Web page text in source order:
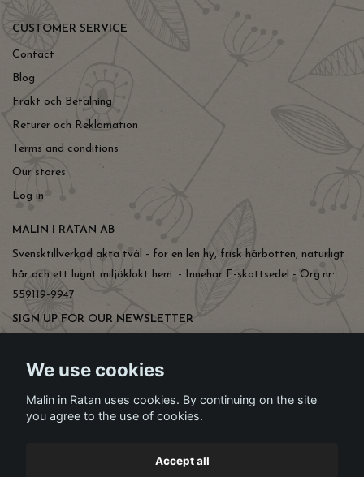
CUSTOMER SERVICE
Contact
Blog
Frakt och Betalning
Returer och Reklamation
Terms and conditions
Our stores
Log in
MALIN I RATAN AB
Svensktillverkad äkta tvål - för en len hy, frisk hårbotten, naturligt
hår och ett lugnt miljöklokt hem. - Innehar F-skattsedel - Org.nr:
559119-9947
SIGN UP FOR OUR NEWSLETTER
We use cookies
Malin in Ratan uses cookies. By continuing on the site
you agree to the use of cookies.
Accept all